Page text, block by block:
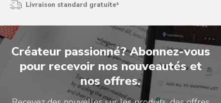
Livraison standard gratuite³
Créateur passionné? Abonnez-vous
pour recevoir nos nouveautés et
nos offres.